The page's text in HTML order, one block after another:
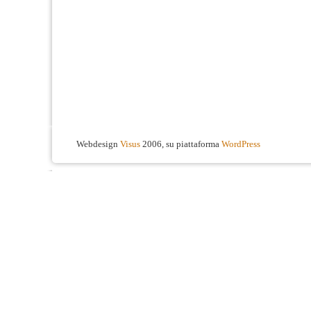
Webdesign Visus 2006, su piattaforma WordPress